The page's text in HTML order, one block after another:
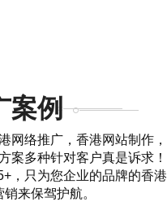
案例
网络推广，香港网站制作，
案多种针对客户真是诉求！
，只为您企业的品牌的香港
来保驾护航。